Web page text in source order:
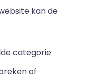
kan de
categorie
of